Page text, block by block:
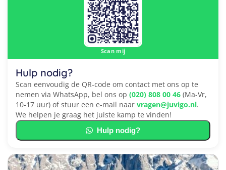
Scan mij
Hulp nodig?
Scan eenvoudig de QR-code om contact met ons op te
nemen via WhatsApp, bel ons op (020) 808 00 46 (Ma-Vr,
10-17 uur) of stuur een e-mail naar vragen@juvigo.nl.
We helpen je graag het juiste kamp te vinden!
Hulp nodig?